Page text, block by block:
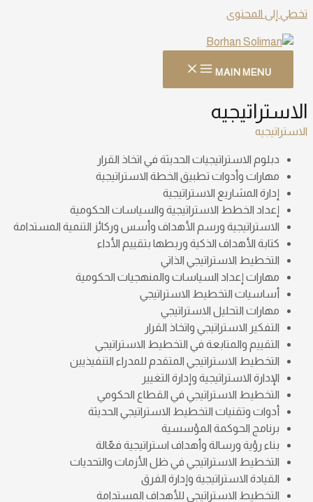
تخطي إلى المحتوى
MAIN MENU
الاستراتيجيه
الاستراتيجيه
دبلوم الاستراتيجيات الحديثة في اتخاذ القرار
مهارات وأدوات تطبيق الخطة الاستراتيجية
إدارة المشاريع الاستراتيجية
إعداد الخطط الاستراتيجية والسياسات الحكومية
الاستراتيجية ورسم الأهداف وأسس وركائز التنمية المستدامة
كتابة الأهداف الذكية وربطها بتقييم الأداء
التخطيط الاستراتيجي الذاتي
مهارات إعداد السياسات والمنهجيات الحكومية
أساسيات التخطيط الاستراتيجي
مهارات التحليل الاستراتيجي
التفكير الاستراتيجي واتخاذ القرار
التقييم والمتابعة في التخطيط الاستراتيجي
التخطيط الاستراتيجي المتقدم للمدراء التنفيذيين
الإدارة الاستراتيجية وإدارة التغيير
التخطيط الاستراتيجي في القطاع الحكومي
أدوات وتقنيات التخطيط الاستراتيجي الحديثة
برنامج الحوكمة المؤسسية
بناء رؤية ورسالة وأهداف استراتيجية فعّالة
التخطيط الاستراتيجي في ظل الأزمات والتحديات
القيادة الاستراتيجية وإدارة الفرق
التخطيط الاستراتيجي للأهداف المستدامة